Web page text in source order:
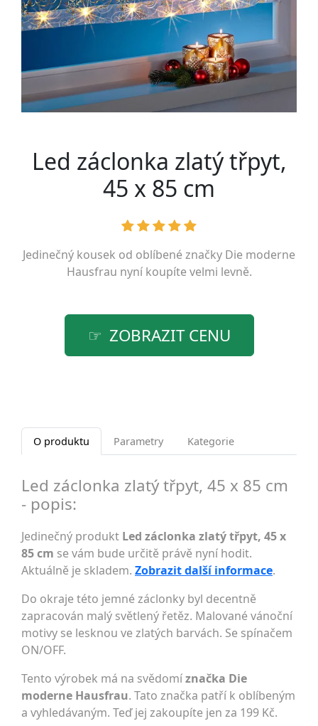
Led záclonka zlatý třpyt,
45 x 85 cm
Jedinečný kousek od oblíbené značky Die moderne
Hausfrau nyní koupíte velmi levně.
ZOBRAZIT CENU
O produktu Parametry Kategorie
Led záclonka zlatý třpyt, 45 x 85 cm
- popis:
Jedinečný produkt Led záclonka zlatý třpyt, 45 x
85 cm se vám bude určitě právě nyní hodit.
Aktuálně je skladem. Zobrazit další informace.
Do okraje této jemné záclonky byl decentně
zapracován malý světlený řetěz. Malované vánoční
motivy se lesknou ve zlatých barvách. Se spínačem
ON/OFF.
Tento výrobek má na svědomíznačka Die
moderne Hausfrau. Tato značka patří k oblíbeným
a vyhledávaným. Teď jej zakoupíte jen za 199 Kč.